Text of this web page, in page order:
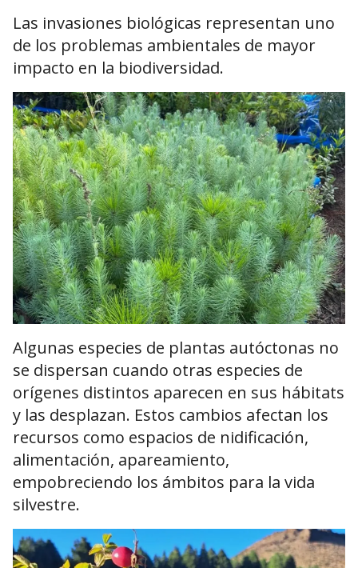
Las invasiones biológicas representan uno
de los problemas ambientales de mayor
impacto en la biodiversidad.
Algunas especies de plantas autóctonas no
se dispersan cuando otras especies de
orígenes distintos aparecen en sus hábitats
y las desplazan. Estos cambios afectan los
recursos como espacios de nidificación,
alimentación, apareamiento,
empobreciendo los ámbitos para la vida
silvestre.